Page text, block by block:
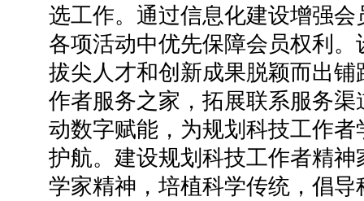
选工作。通过信息化建设增强
各项活动中优先保障会员权利
拔尖人才和创新成果脱颖而出
作者服务之家，拓展联系服务渠
动数字赋能，为规划科技工作
护航。建设规划科技工作者精
学家精神，培植科学传统，倡